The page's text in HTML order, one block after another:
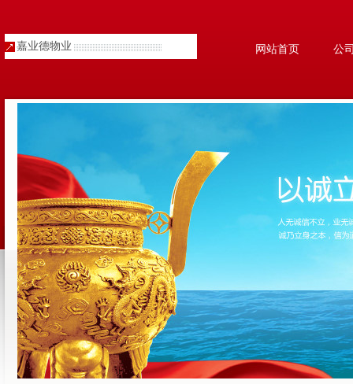
嘉业德物业 网站首页
公